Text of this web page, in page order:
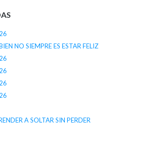
NO SIEMPRE ES ESTAR FELIZ
A SOLTAR SIN PERDER